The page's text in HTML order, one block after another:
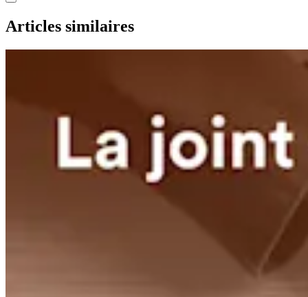
Articles similaires